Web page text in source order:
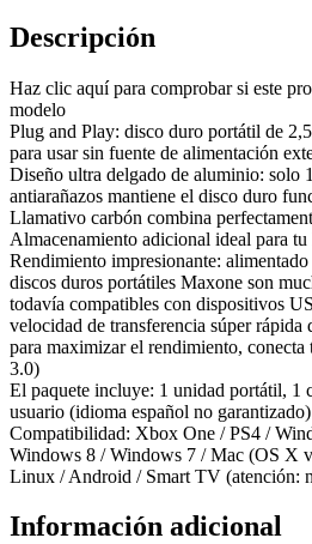
Descripción
Haz clic aquí para comprobar si este
modelo
Plug and Play: disco duro portátil de
para usar sin fuente de alimentación
Diseño ultra delgado de aluminio: solo
antiarañazos mantiene el disco duro
Llamativo carbón combina
Almacenamiento adicional ideal para
Rendimiento impresionante:
discos duros portátiles Maxone son
todavía compatibles con dispositivos
velocidad de transferencia súper
para maximizar el rendimiento,
3.0)
El paquete incluye: 1 unidad portátil, 1
usuario (idioma español no garantizado)
Compatibilidad: Xbox One / PS4 /
Windows 8 / Windows 7 / Mac (OS X
Linux / Android / Smart TV (atención:
Información adicional